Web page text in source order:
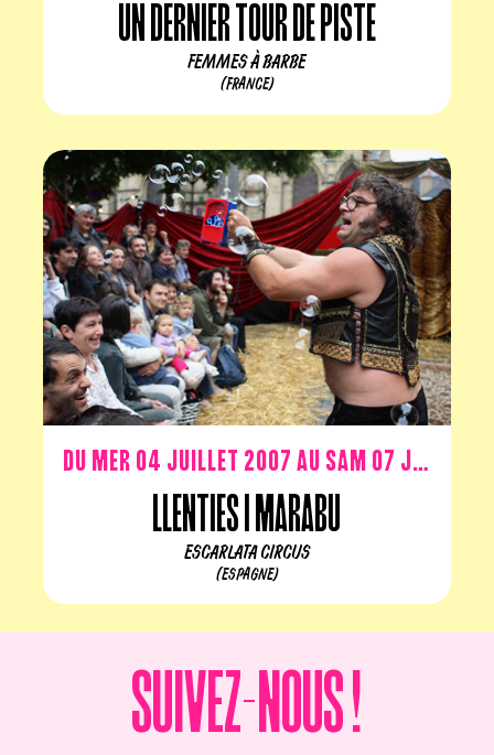
Un dernier tour de piste
FEMMES À BARBE
(FRANCE)
Du mer 04 juillet 2007 au sam 07 juillet 2007
Llenties i marabu
ESCARLATA CIRCUS
(ESPAGNE)
Suivez-nous !